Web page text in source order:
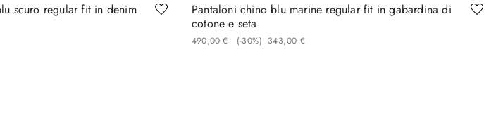
Pantaloni chino blu marine regular fit in gabardina di
cotone e seta
490,00 € (-30%) 343,00 €